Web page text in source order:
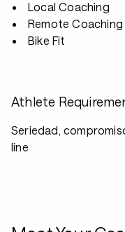
Local Coaching
Remote Coaching
Bike Fit
Athlete
Seriedad,
line